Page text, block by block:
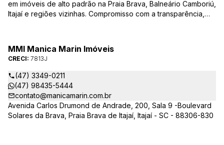
em imóveis de alto padrão na Praia Brava, Balneário Camboriú,
Itajaí e regiões vizinhas. Compromisso com a transparência,
entende e valoriza seu investimento.
MMI Manica Marin Imóveis
CRECI: 7813J
(47) 3349-0211
(47) 98435-5444
contato@manicamarin.com.br
Avenida Carlos Drumond de Andrade, 200, Sala 9 -Boulevard
Solares da Brava, Praia Brava de Itajaí, Itajaí - SC - 88306-830